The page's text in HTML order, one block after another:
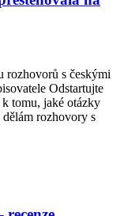
rozhovorů s českými
Odstartujte
tomu, jaké otázky
rozhovory s